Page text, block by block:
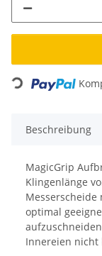
Loading...
Beschreibung
MagicGrip
Klingenlänge
Messerscheide
optimal
Innereien nicht